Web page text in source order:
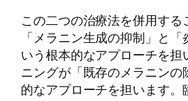
この二つの治療法を併用す
「メラニン生成の抑制」と
いう根本的なアプローチを担
ニングが「既存のメラニンの
的なアプローチを担います。